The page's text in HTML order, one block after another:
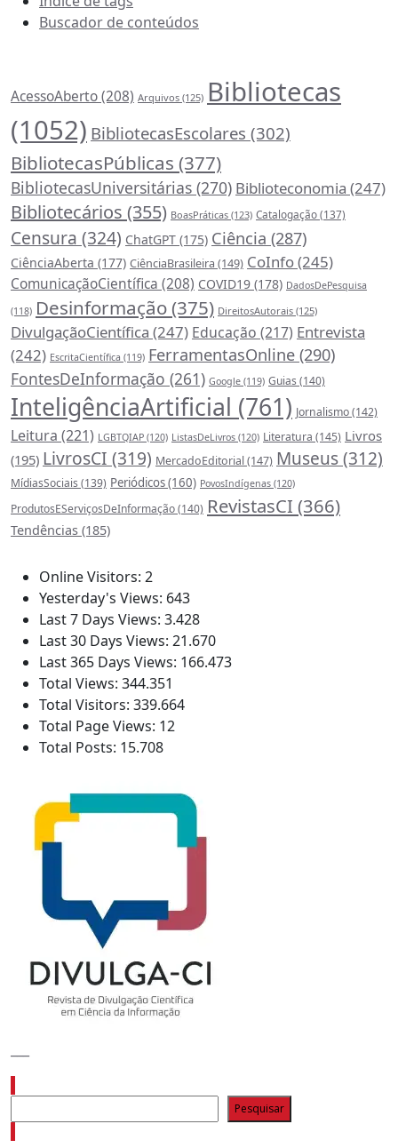
Buscador de conteúdos
AcessoAberto(208) Arquivos (125) Bibliotecas
(1052) BibliotecasEscolares (302)
BibliotecasPúblicas (377)
BibliotecasUniversitárias (270) Biblioteconomia (247)
Bibliotecários (355) BoasPráticas (123) Catalogação(137)
Censura (324) ChatGPT (175) Ciência (287)
CiênciaAberta (177) CiênciaBrasileira (149) CoInfo(245)
ComunicaçãoCientífica (208) COVID19 (178) DadosDePesquisa
(118) Desinformação (375) DireitosAutorais (125)
DivulgaçãoCientífica (247) Educação (217) Entrevista
(242) EscritaCientífica (119) FerramentasOnline (290)
FontesDeInformação (261) Google (119) Guias (140)
InteligênciaArtificial (761) Jornalismo(142)
Leitura (221) LGBTQIAP (120) ListasDeLivros (120) Literatura (145) Livros
(195) LivrosCI (319) MercadoEditorial(147) Museus(312)
MídiasSociais (139) Periódicos(160) PovosIndígenas (120)
ProdutosEServiçosDeInformação(140) RevistasCI (366)
Tendências (185)
Online Visitors: 2
Yesterday's Views: 643
Last 7 Days Views: 3.428
Last 30 Days Views: 21.670
Last 365 Days Views: 166.473
Total Views: 344.351
Total Visitors: 339.664
Total Page Views: 12
Total Posts: 15.708
Pesquisar